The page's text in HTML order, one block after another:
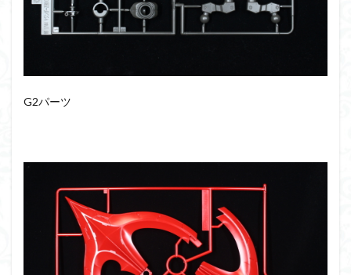
G2パーツ